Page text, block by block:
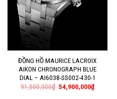
ĐỒNG HỒ MAURICE LACROIX
AIKON CHRONOGRAPH BLUE
DIAL – AI6038-SS002-430-1
91,500,000₫ 54,900,000₫